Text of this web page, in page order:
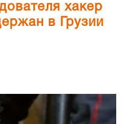
хакер
в Грузии